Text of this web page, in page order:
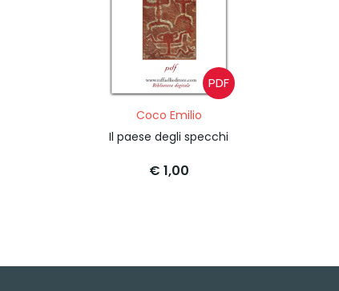
PDF
Coco Emilio
Il paese degli specchi
€ 1,00